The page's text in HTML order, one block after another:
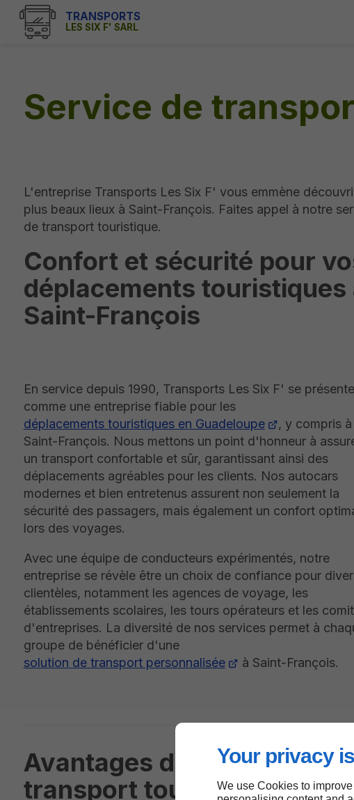
Your privacy
We use Cookies to
TRANSPORTS
LES SIX F' SARL
Service de
L'entreprise Transports Les Six F' vous emmène
plus beaux lieux à Saint-François. Faites appel à notre
de transport touristique.
Confort et sécurité pour
déplacements touristiques
Saint-François
En service depuis 1990, Transports Les Six F' se présente
comme une entreprise fiable pour les
déplacements touristiques en Guadeloupe
, y compris à
Saint-François. Nous mettons un point d'honneur à
un transport confortable et sûr, garantissant ainsi des
déplacements agréables pour les clients. Nos autocars
modernes et bien entretenus assurent non seulement la
sécurité des passagers, mais également un confort
lors des voyages.
Avec une équipe de conducteurs expérimentés, notre
entreprise se révèle être un choix de confiance pour
clientèles, notamment les agences de voyage, les
établissements scolaires, les tours opérateurs et les
d'entreprises. La diversité de nos services permet à
groupe de bénéficier d'une
solution de transport personnalisée
à Saint-François.
Avantages d’un service de
transport touristique